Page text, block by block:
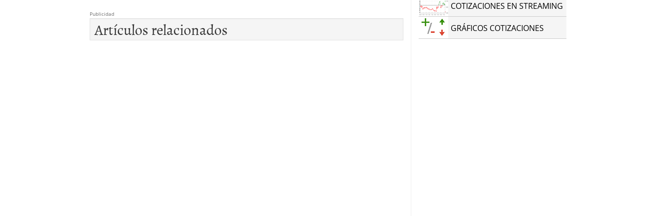
Publicidad
Artículos relacionados
COTIZACIONES EN STREAMING
GRÁFICOS COTIZACIONES